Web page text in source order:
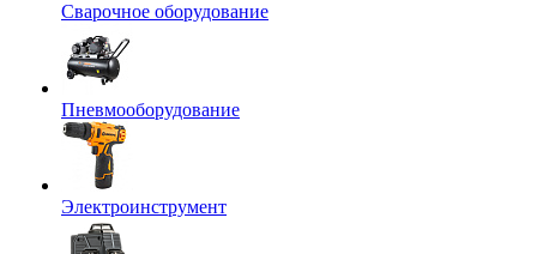
Сварочное оборудование
Пневмооборудование
Электроинструмент